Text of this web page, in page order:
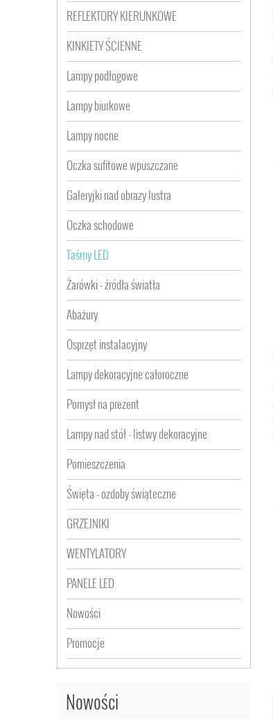
REFLEKTORY KIERUNKOWE
KINKIETY ŚCIENNE
Lampy podłogowe
Lampy biurkowe
Lampy nocne
Oczka sufitowe wpuszczane
Galeryjki nad obrazy lustra
Oczka schodowe
Taśmy LED
Żarówki - źródła światła
Abażury
Osprzęt instalacyjny
Lampy dekoracyjne całoroczne
Pomysł na prezent
Lampy nad stół - listwy dekoracyjne
Pomieszczenia
Święta - ozdoby świąteczne
GRZEJNIKI
WENTYLATORY
PANELE LED
Nowości
Promocje
Nowości